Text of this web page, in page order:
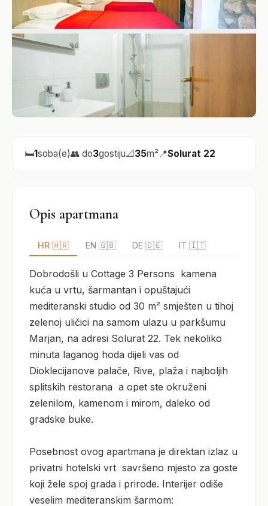
🛏️1soba(e)👥 do3gostiju📐35m²📍Solurat 22
Opis apartmana
HR 🇭🇷 EN 🇬🇧 DE 🇩🇪 IT 🇮🇹
Dobrodošli u Cottage 3 Persons  kamena
kuća u vrtu, šarmantan i opuštajući
mediteranski studio od 30 m² smješten u tihoj
zelenoj uličici na samom ulazu u parkšumu
Marjan, na adresi Solurat 22. Tek nekoliko
minuta laganog hoda dijeli vas od
Dioklecijanove palače, Rive, plaža i najboljih
splitskih restorana  a opet ste okruženi
zelenilom, kamenom i mirom, daleko od
gradske buke.
Posebnost ovog apartmana je direktan izlaz u
privatni hotelski vrt  savršeno mjesto za goste
koji žele spoj grada i prirode. Interijer odiše
veselim mediteranskim šarmom: